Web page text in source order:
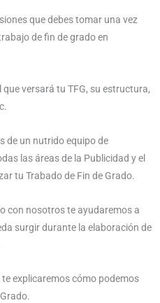
que debes tomar una vez
de fin de grado en
versará tu TFG, su estructura,
de un nutrido equipo de
las áreas de la Publicidad y el
tu Trabado de Fin de Grado.
con nosotros te ayudaremos a
surgir durante la elaboración de
explicaremos cómo podemos